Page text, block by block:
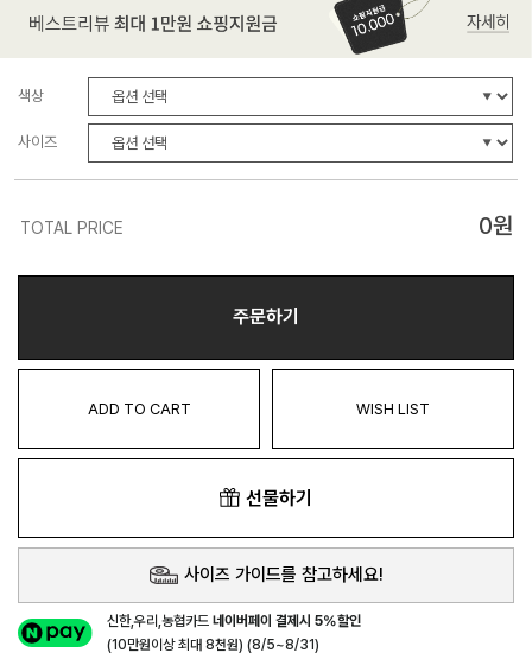
색상
사이즈
TOTAL PRICE 0원
주문하기
ADD TO CART WISH LIST
선물하기
사이즈 가이드를 참고하세요!
신한,우리,농협카드네이버페이 결제시 5%할인
(10만원이상 최대 8천원) (8/5~8/31)